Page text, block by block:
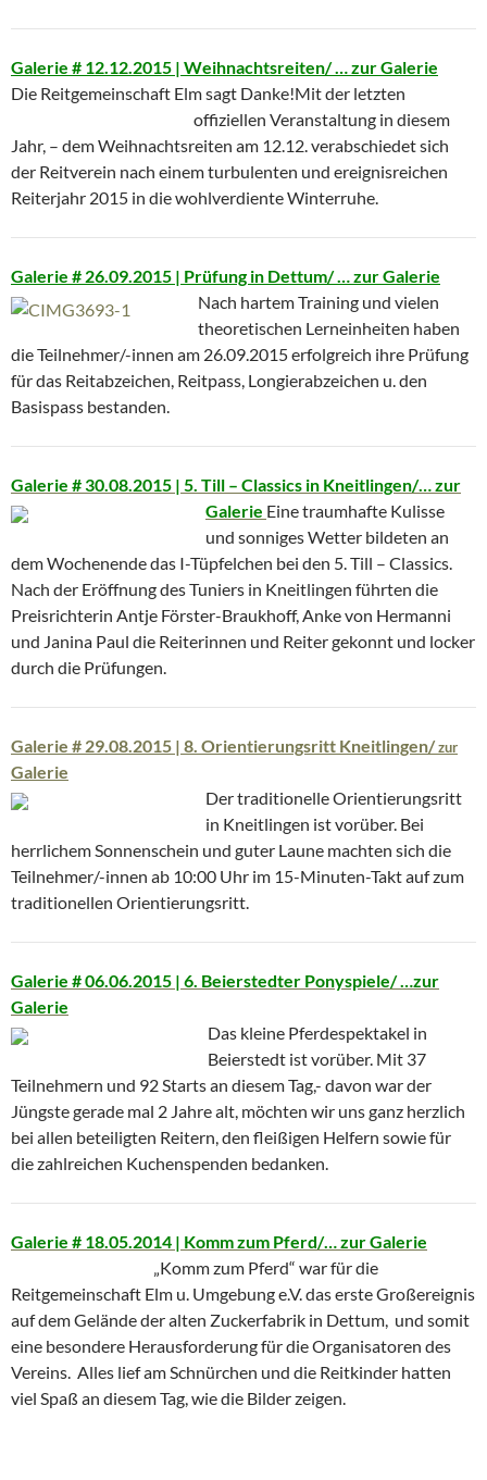
Galerie # 12.12.2015 | Weihnachtsreiten/ … zur Galerie
Die Reitgemeinschaft Elm sagt Danke!Mit der letzten
offiziellen Veranstaltung in diesem
Jahr, – dem Weihnachtsreiten am 12.12. verabschiedet sich
der Reitverein nach einem turbulenten und ereignisreichen
Reiterjahr 2015 in die wohlverdiente Winterruhe.
Galerie # 26.09.2015 | Prüfung in Dettum/ … zur Galerie
Nach hartem Training und vielen
theoretischen Lerneinheiten haben
die Teilnehmer/-innen am 26.09.2015 erfolgreich ihre Prüfung
für das Reitabzeichen, Reitpass, Longierabzeichen u. den
Basispass bestanden.
Galerie # 30.08.2015 | 5. Till – Classics in Kneitlingen/… zur
Galerie Eine traumhafte Kulisse
und sonniges Wetter bildeten an
dem Wochenende das I-Tüpfelchen bei den 5. Till – Classics.
Nach der Eröffnung des Tuniers in Kneitlingen führten die
Preisrichterin Antje Förster-Braukhoff, Anke von Hermanni
und Janina Paul die Reiterinnen und Reiter gekonnt und locker
durch die Prüfungen.
Galerie # 29.08.2015 | 8. Orientierungsritt Kneitlingen/zur
Galerie
Der traditionelle Orientierungsritt
in Kneitlingen ist vorüber. Bei
herrlichem Sonnenschein und guter Laune machten sich die
Teilnehmer/-innen ab 10:00 Uhr im 15-Minuten-Takt auf zum
traditionellen Orientierungsritt.
Galerie # 06.06.2015 | 6. Beierstedter Ponyspiele/ …zur
Galerie
Das kleine Pferdespektakel in
Beierstedt ist vorüber. Mit 37
Teilnehmern und 92 Starts an diesem Tag,- davon war der
Jüngste gerade mal 2 Jahre alt, möchten wir uns ganz herzlich
bei allen beteiligten Reitern, den fleißigen Helfern sowie für
die zahlreichen Kuchenspenden bedanken.
Galerie # 18.05.2014 | Komm zum Pferd/… zur Galerie
Komm zum Pferd“ war für die
Reitgemeinschaft Elm u. Umgebung e.V. das erste Großereignis
auf dem Gelände der alten Zuckerfabrik in Dettum, und somit
eine besondere Herausforderung für die Organisatoren des
Vereins. Alles lief am Schnürchen und die Reitkinder hatten
viel Spaß an diesem Tag, wie die Bilder zeigen.